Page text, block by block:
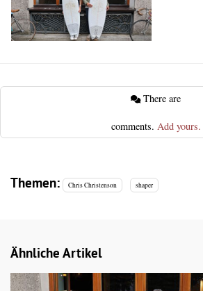
comments. Add yours.
Themen: Chris Christenson shaper
Ähnliche Artikel